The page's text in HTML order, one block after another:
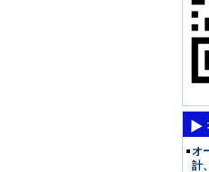
来
来
他
オ
計
ご